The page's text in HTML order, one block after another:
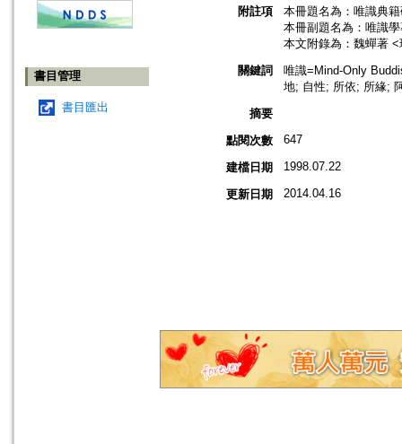
書目管理
書目匯出
附註項
本冊題名為：唯識典
本冊副題名為：唯識
本文附錄為：魏蟬著
關鍵詞
唯識=Mind-Only
地; 自性; 所依; 所緣;
摘要
點閱次數
647
建檔日期 1998.07.22
更新日期 2014.04.16